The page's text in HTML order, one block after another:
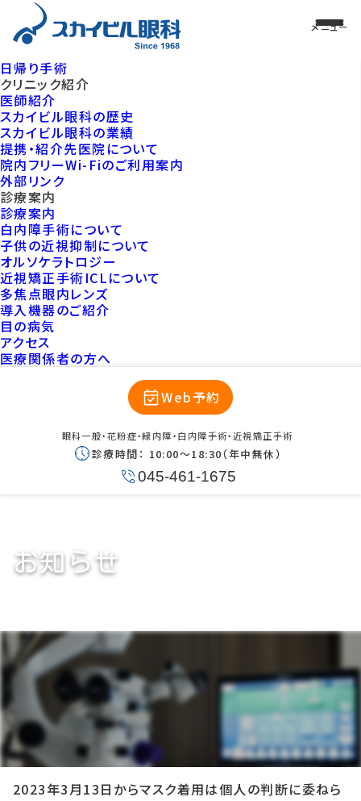
眼科一般・花粉症・緑内障・白内障手術・近視矯正手術
診療時間： 10:00〜18:30（年中無休）
045-461-1675
日帰り手術
クリニック紹介
医師紹介
スカイビル眼科の歴史
スカイビル眼科の業績
提携・紹介先医院について
院内フリーWi-Fiのご利用案内
外部リンク
診療案内
診療案内
白内障手術について
子供の近視抑制について
オルソケラトロジー
近視矯正手術ICLについて
多焦点眼内レンズ
導入機器のご紹介
目の病気
アクセス
医療関係者の方へ
Web予約
お知らせ
マスク着用につきまして
2023年3月12日
2023年3月13日からマスク着用は個人の判断に委ねら